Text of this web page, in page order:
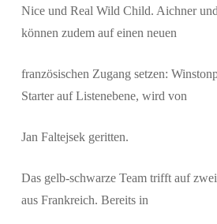
Nice und Real Wild Child. Aichner
können zudem auf einen neuen
französischen Zugang setzen:
Starter auf Listenebene, wird von
Jan Faltejsek geritten.
Das gelb-schwarze Team trifft auf
aus Frankreich. Bereits in